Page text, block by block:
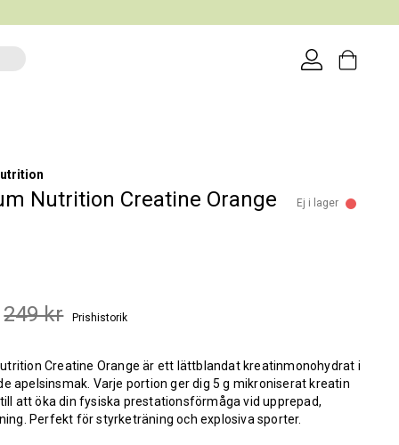
Nutrition Creatine Orange Ej i lager
249 kr Prishistorik
Creatine Orange är ett lättblandat kreatinmonohydrat i
apelsinsmak. Varje portion ger dig 5 g mikroniserat kreatin
att öka din fysiska prestationsförmåga vid upprepad,
Perfekt för styrketräning och explosiva sporter.